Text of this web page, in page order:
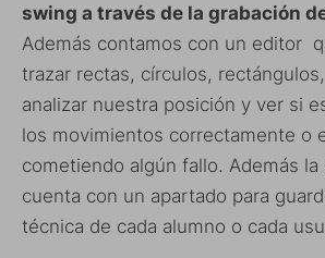
swing a través de la grabación
Además contamos con un editor
trazar rectas, círculos,
analizar nuestra posición y ver si
los movimientos correctamente o
cometiendo algún fallo. Además la
cuenta con un apartado para
técnica de cada alumno o cada